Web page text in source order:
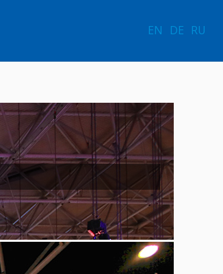
EN DE RU